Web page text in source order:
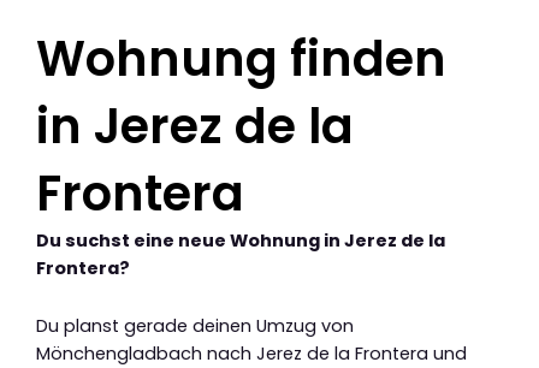
Wohnung finden
in Jerez de la
Frontera
Du suchst eine neue Wohnung in Jerez de la
Frontera?
Du planst gerade deinen Umzug von
Mönchengladbach nach Jerez de la Frontera und